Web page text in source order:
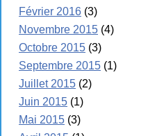
Février 2016 (3)
Novembre 2015 (4)
Octobre 2015 (3)
Septembre 2015 (1)
Juillet 2015 (2)
Juin 2015 (1)
Mai 2015 (3)